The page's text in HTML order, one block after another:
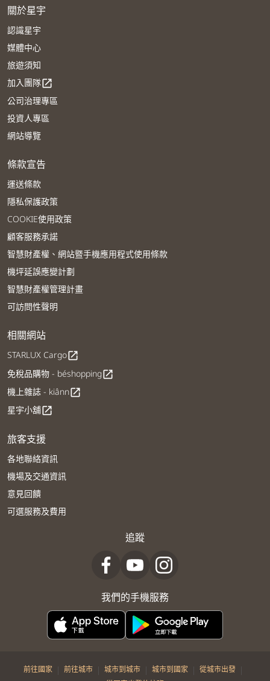
關於星宇
認識星宇
媒體中心
旅遊須知
加入團隊open_in_new
公司治理專區
投資人專區
網站導覽
條款宣告
運送條款
隱私保護政策
COOKIE使用政策
顧客服務承諾
智慧財產權、網站暨手機應用程式使用條款
機坪延誤應變計劃
智慧財產權管理計畫
可訪問性聲明
相關網站
STARLUX Cargoopen_in_new
免稅品購物 - béshoppingopen_in_new
機上雜誌 - kiânnopen_in_new
星宇小舖open_in_new
旅客支援
各地聯絡資訊
機場及交通資訊
意見回饋
可選服務及費用
追蹤
我們的手機服務
前往國家 | 前往城市 | 城市到城市 | 城市到國家 | 從城市出發 |